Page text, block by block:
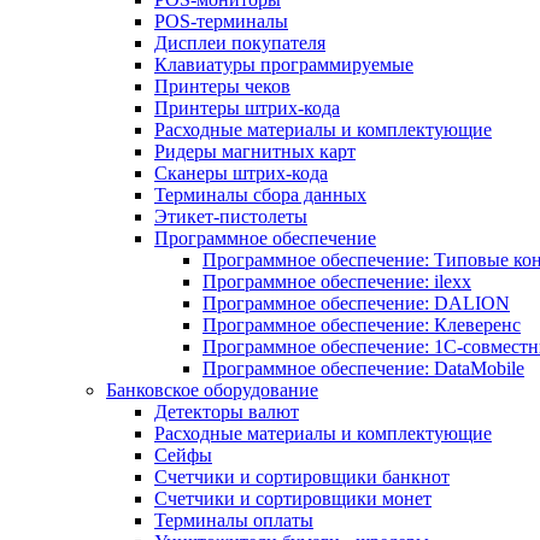
POS-терминалы
Дисплеи покупателя
Клавиатуры программируемые
Принтеры чеков
Принтеры штрих-кода
Расходные материалы и комплектующие
Ридеры магнитных карт
Сканеры штрих-кода
Терминалы сбора данных
Этикет-пистолеты
Программное обеспечение
Программное обеспечение: Типовые
Программное обеспечение: ilexx
Программное обеспечение: DALION
Программное обеспечение: Клеверенс
Программное обеспечение: 1С-
Программное обеспечение: DataMobile
Банковское оборудование
Детекторы валют
Расходные материалы и комплектующие
Сейфы
Счетчики и сортировщики банкнот
Счетчики и сортировщики монет
Терминалы оплаты